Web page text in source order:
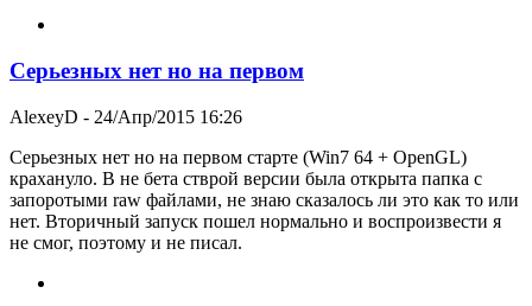
Серьезных нет но на первом
AlexeyD - 24/Апр/2015 16:26
Серьезных нет но на первом старте (Win7 64 + OpenGL)
крахануло. В не бета стврой версии была открыта папка с
запоротыми raw файлами, не знаю сказалось ли это как то или
нет. Вторичный запуск пошел нормально и воспроизвести я
не смог, поэтому и не писал.